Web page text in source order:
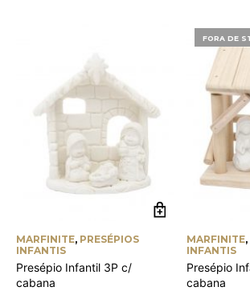
MARFINITE, PRESÉPIOS
INFANTIS
Presépio Infantil 3P c/
cabana
FORA DE
MARFINITE,
INFANTIS
Presépio
cabana